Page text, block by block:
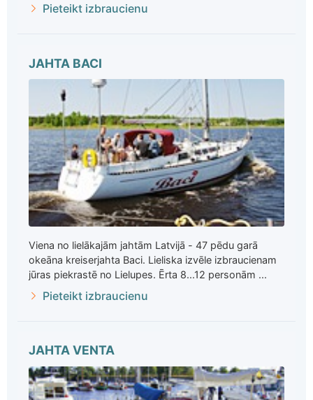
Pieteikt izbraucienu
JAHTA BACI
Viena no lielākajām jahtām Latvijā - 47 pēdu garā
okeāna kreiserjahta Baci. Lieliska izvēle izbraucienam
jūras piekrastē no Lielupes. Ērta 8...12 personām ...
Pieteikt izbraucienu
JAHTA VENTA